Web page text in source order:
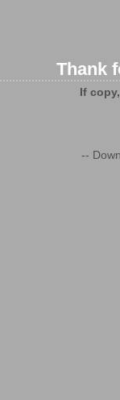
Thank
If
--